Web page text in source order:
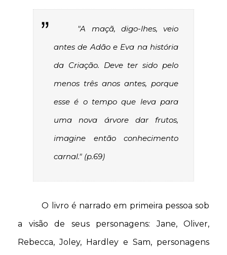
"A maçã, digo-lhes, veio
antes de Adão e Eva na história
da Criação. Deve ter sido pelo
menos três anos antes, porque
esse é o tempo que leva para
uma nova árvore dar frutos,
imagine então conhecimento
carnal." (p.69)
O livro é narrado em primeira pessoa sob
a visão de seus personagens: Jane, Oliver,
Rebecca, Joley, Hardley e Sam, personagens